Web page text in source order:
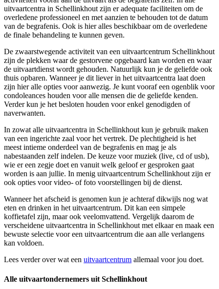
uitvaartcentra in Schellinkhout zijn er adequate faciliteiten om de
overledene professioneel en met aanzien te behouden tot de datum
van de begrafenis. Ook is hier alles beschikbaar om de overledene
de finale behandeling te kunnen geven.
De zwaarstwegende activiteit van een uitvaartcentrum Schellinkhout
zijn de plekken waar de gestorvene opgebaard kan worden en waar
de uitvaartdienst wordt gehouden. Natuurlijk kun je de geliefde ook
thuis opbaren. Wanneer je dit liever in het uitvaartcentra laat doen
zijn hier alle opties voor aanwezig. Je kunt vooraf een ogenblik voor
condoleances houden voor alle mensen die de geliefde kenden.
Verder kun je het besloten houden voor enkel genodigden of
naverwanten.
In zowat alle uitvaartcentra in Schellinkhout kun je gebruik maken
van een ingerichte zaal voor het vertrek. De plechtigheid is het
meest intieme onderdeel van de begrafenis en mag je als
nabestaanden zelf indelen. De keuze voor muziek (live, cd of usb),
wie er een zegje doet en vanuit welk geloof er gesproken gaat
worden is aan jullie. In menig uitvaartcentrum Schellinkhout zijn er
ook opties voor video- of foto voorstellingen bij de dienst.
Wanneer het afscheid is genomen kun je achteraf dikwijls nog wat
eten en drinken in het uitvaartcentrum. Dit kan een simpele
koffietafel zijn, maar ook veelomvattend. Vergelijk daarom de
verscheidene uitvaartcentra in Schellinkhout met elkaar en maak een
bewuste selectie voor een uitvaartcentrum die aan alle verlangens
kan voldoen.
Lees verder over wat een uitvaartcentrum allemaal voor jou doet.
Alle uitvaartondernemers uit Schellinkhout